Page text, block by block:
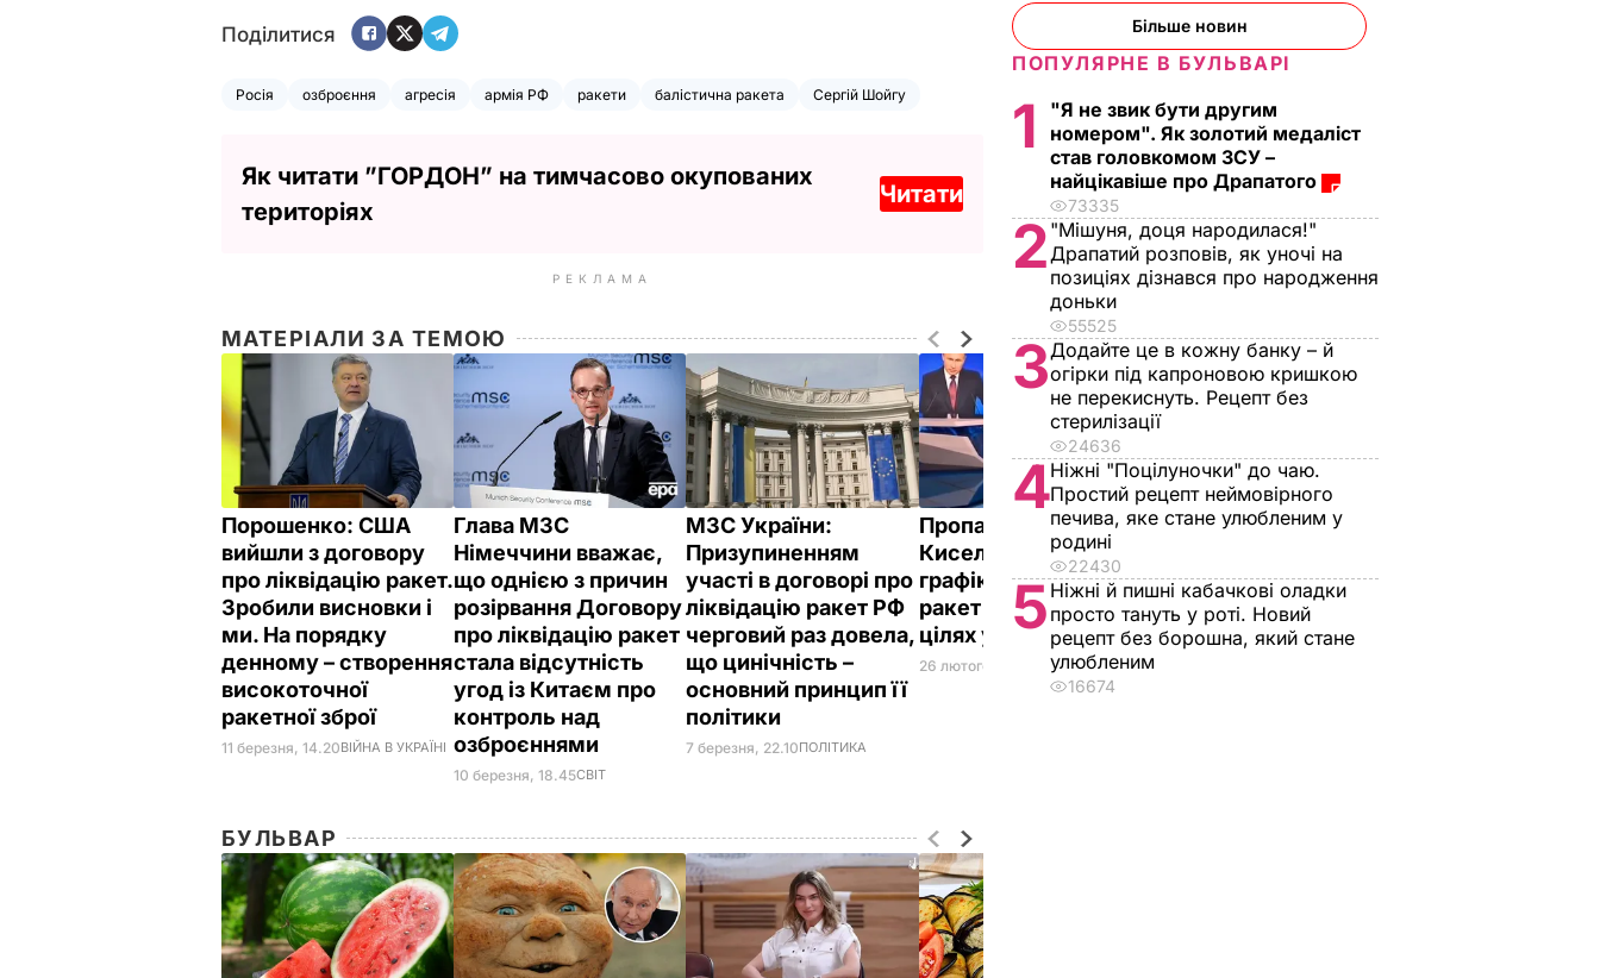
Поділитися
Росія озброєння агресія армія РФ ракети балістична ракета Сергій Шойгу
Як читати ”ГОРДОН” на тимчасово окупованих
територіях
Читати
РЕКЛАМА
МАТЕРІАЛИ ЗА ТЕМОЮ
Порошенко: США
вийшли з договору
про ліквідацію ракет.
Зробили висновки і
ми. На порядку
денному – створення
високоточної
ракетної зброї
11 березня, 14.20ВІЙНА В УКРАЇНІ
Глава МЗС
Німеччини вважає,
що однією з причин
розірвання Договору
про ліквідацію ракет
стала відсутність
угод із Китаєм про
контроль над
озброєннями
10 березня, 18.45СВІТ
МЗС України:
Призупиненням
участі в договорі про
ліквідацію ракет РФ
черговий раз довела,
що цинічність –
основний принцип її
політики
7 березня, 22.10ПОЛІТИКА
Пропагандист
Кисельов показав
графіку запуску
ракет "Циркон" по
цілях у США. Відео
26 лютого, 15.16 СВІТ
БУЛЬВАР
Більше новин
ПОПУЛЯРНЕ В БУЛЬВАРІ
1
"Я не звик бути другим
номером". Як золотий медаліст
став головкомом ЗСУ –
найцікавіше про Драпатого
73335
2 "Мішуня, доця народилася!"
Драпатий розповів, як уночі на
позиціях дізнався про народження
доньки
55525
3Додайте це в кожну банку – й
огірки під капроновою кришкою
не перекиснуть. Рецепт без
стерилізації
24636
4Ніжні "Поцілуночки" до чаю.
Простий рецепт неймовірного
печива, яке стане улюбленим у
родині
22430
5 Ніжні й пишні кабачкові оладки
просто тануть у роті. Новий
рецепт без борошна, який стане
улюбленим
16674